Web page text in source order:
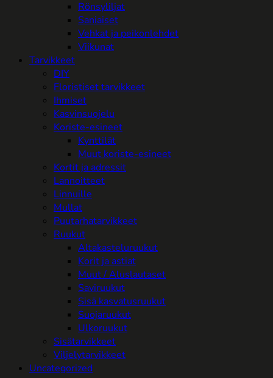
Rönsyliljat
Saniaiset
Vehkat ja peikonlehdet
Viikunat
Tarvikkeet
DIY
Floristiset tarvikkeet
Ihmiset
Kasvinsuojelu
Koriste-esineet
Kynttilät
Muut koriste-esineet
Kortit ja adressit
Lannoitteet
Linnuille
Mullat
Puutarhatarvikkeet
Ruukut
Altakasteluruukut
Korit ja astiat
Muut / Aluslautaset
Saviruukut
Sisä kasvatusruukut
Suojaruukut
Ulkoruukut
Sisätarvikkeet
Viljelytarvikkeet
Uncategorized